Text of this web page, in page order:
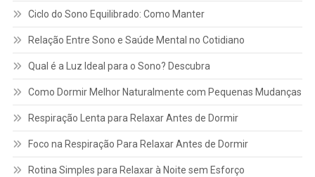
Ciclo do Sono Equilibrado: Como Manter
Relação Entre Sono e Saúde Mental no Cotidiano
Qual é a Luz Ideal para o Sono? Descubra
Como Dormir Melhor Naturalmente com Pequenas Mudanças
Respiração Lenta para Relaxar Antes de Dormir
Foco na Respiração Para Relaxar Antes de Dormir
Rotina Simples para Relaxar à Noite sem Esforço